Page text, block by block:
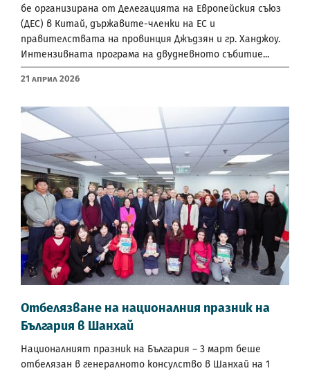
бе организирана от Делегацията на Европейския съюз
(ДЕС) в Китай, държавите-членки на ЕС и
правителствата на провинция Джъдзян и гр. Ханджоу.
Интензивната програма на двудневното събитие...
21 Април 2026
Отбелязване на националния празник на
България в Шанхай
Националният празник на България – 3 март беше
отбелязан в генералното консулство в Шанхай на 1